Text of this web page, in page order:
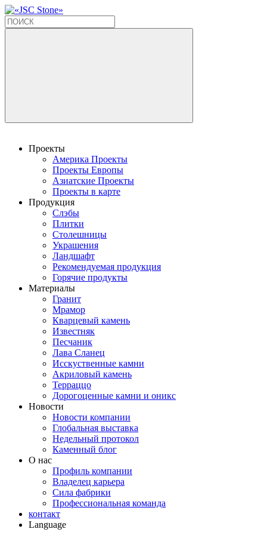
Проекты
Америка Проекты
Проекты Европы
Азиатские Проекты
Проекты в карте
Продукция
Слэбы
Плитки
Столешницы
Украшения
Ландшафт
Рекомендуемая продукция
Горячие продукты
Материалы
Гранит
Мрамор
Кварцевый камень
Известняк
Песчаник
Лава Сланец
Исскуственные камни
Акриловый камень
Терраццо
Дорогоценные камни и оникс
Новости
Новости компании
Глобальная выставка
Недельный протокол
Каменный блог
О нас
Профиль компании
Владелец карьера
Сила фабрики
Профессиональная команда
контакт
Language